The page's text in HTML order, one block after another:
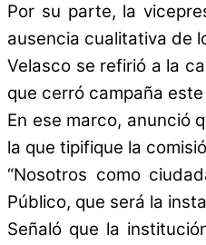
Por su parte, la
ausencia cualitativa de
Velasco se refirió a la
que cerró campaña
En ese marco, anunció
la que tipifique la
“Nosotros como
Público, que será la
Señaló que la